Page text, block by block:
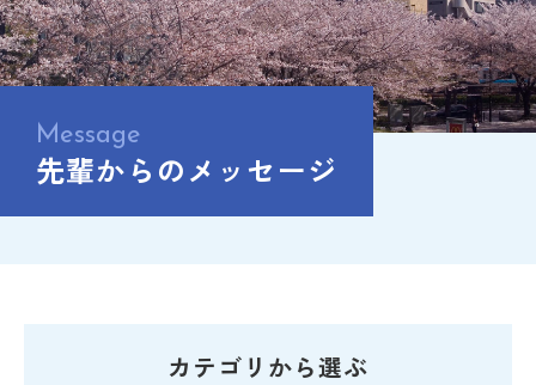
Message
先輩からのメッセージ
カテゴリから選ぶ